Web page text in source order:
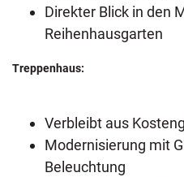
Direkter Blick in den
Reihenhausgarten
Treppenhaus:
Verbleibt aus
Modernisierung mit
Beleuchtung